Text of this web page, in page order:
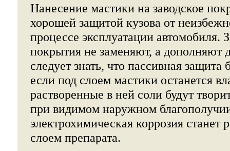
Нанесение мастики на заводское
хорошей защитой кузова от
процессе эксплуатации автомобиля.
покрытия не заменяют, а дополняют
следует знать, что пассивная защита
если под слоем мастики останется
растворенные в ней соли будут
при видимом наружном
электрохимическая коррозия станет
слоем препарата.